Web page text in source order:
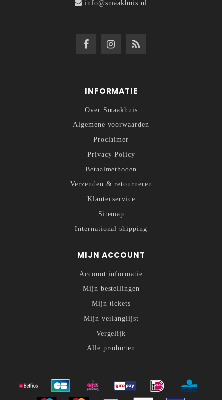
info@smaakhuis.nl
INFORMATIE
Over Smaakhuis
Algemene voorwaarden
Proclaimer
Privacy Policy
Betaalmethoden
Verzenden & retourneren
Klantenservice
Sitemap
International shipping
MIJN ACCOUNT
Account informatie
Mijn bestellingen
Mijn tickets
Mijn verlanglijst
Vergelijk
Alle producten